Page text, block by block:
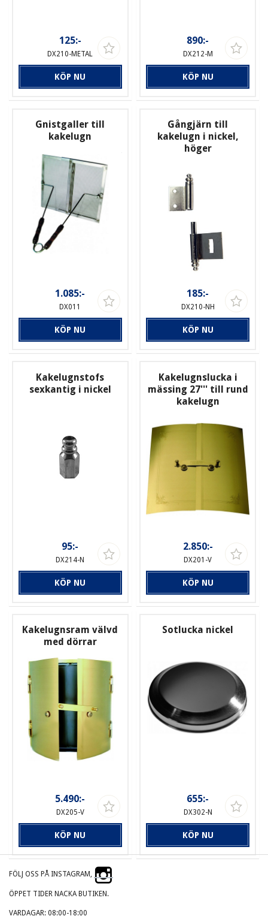
125:-
DX210-METAL
KÖP NU
890:-
DX212-M
KÖP NU
Gnistgaller till
kakelugn
1.085:-
DX011
KÖP NU
Gångjärn till
kakelugn i nickel,
höger
185:-
DX210-NH
KÖP NU
Kakelugnstofs
sexkantig i nickel
95:-
DX214-N
KÖP NU
Kakelugnslucka i
mässing 27''' till rund
kakelugn
2.850:-
DX201-V
KÖP NU
Kakelugnsram välvd
med dörrar
5.490:-
DX205-V
KÖP NU
Sotlucka nickel
655:-
DX302-N
KÖP NU
FÖLJ OSS PÅ INSTAGRAM,
ÖPPET TIDER NACKA BUTIKEN.
VARDAGAR: 08:00-18:00